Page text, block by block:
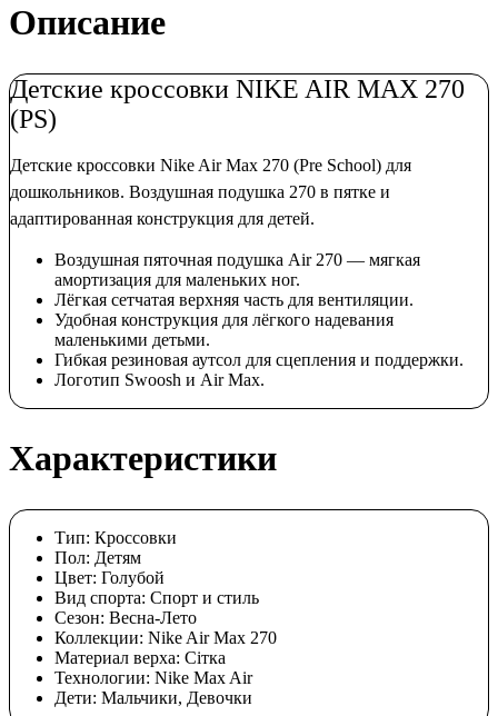
Описание
Детские кроссовки NIKE AIR MAX 270
(PS)
Детские кроссовки Nike Air Max 270 (Pre School) для
дошкольников. Воздушная подушка 270 в пятке и
адаптированная конструкция для детей.
Воздушная пяточная подушка Air 270 — мягкая
амортизация для маленьких ног.
Лёгкая сетчатая верхняя часть для вентиляции.
Удобная конструкция для лёгкого надевания
маленькими детьми.
Гибкая резиновая аутсол для сцепления и поддержки.
Логотип Swoosh и Air Max.
Характеристики
Тип: Кроссовки
Пол: Детям
Цвет: Голубой
Вид спорта: Спорт и стиль
Сезон: Весна-Лето
Коллекции: Nike Air Max 270
Материал верха: Сітка
Технологии: Nike Max Air
Дети: Мальчики, Девочки